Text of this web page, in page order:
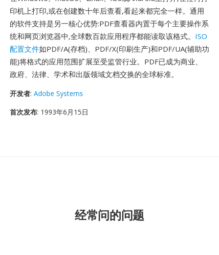
印机上打印,或在创建数十年后查看,看起来都完全一样。通用
的软件支持是另一核心优势:PDF查看器内置于每个主要操作系
统和网页浏览器中,全球数百款应用程序都能读取该格式。 ISO
配置文件如PDF/A(存档)、PDF/X(印刷生产)和PDF/UA(辅助功
能)将格式的应用范围扩展至受监管行业。PDF已成为商业、
政府、法律、学术和出版领域文档交换的全球标准。
开发者: Adobe Systems
首次发布: 1993年6月15日
经常问的问题